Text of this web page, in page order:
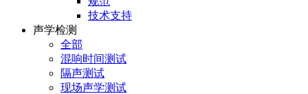
技术支持
声学检测
全部
混响时间测试
隔声测试
现场声学测试